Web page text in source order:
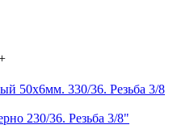
230/36. Резьба 3/8"